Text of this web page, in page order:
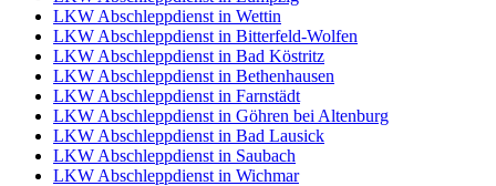
LKW Abschleppdienst in Wettin
LKW Abschleppdienst in Bitterfeld-Wolfen
LKW Abschleppdienst in Bad Köstritz
LKW Abschleppdienst in Bethenhausen
LKW Abschleppdienst in Farnstädt
LKW Abschleppdienst in Göhren bei Altenburg
LKW Abschleppdienst in Bad Lausick
LKW Abschleppdienst in Saubach
LKW Abschleppdienst in Wichmar